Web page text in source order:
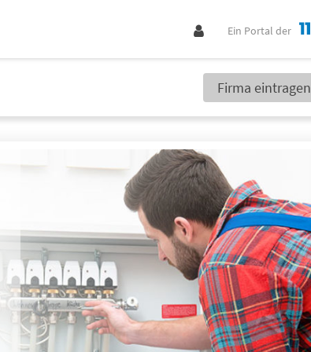
Ein Portal der
Firma eintragen
Jetzt Heizungsinstallateure finden